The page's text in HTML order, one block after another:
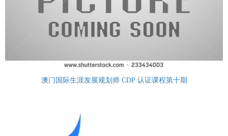
澳门国际生涯发展规划师 CDP 认证课程第十期